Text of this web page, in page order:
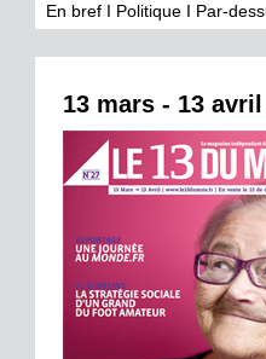
En bref I Politique I Par-
13 mars - 13 avril